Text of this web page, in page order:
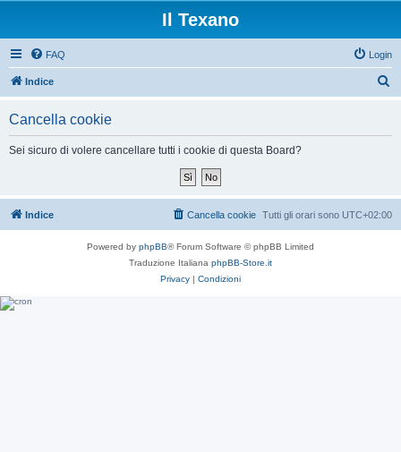
Il Texano
FAQ Login
Indice
Cancella cookie
Sei sicuro di volere cancellare tutti i cookie di questa Board?
Indice Tutti gli orari sono UTC+02:00
Cancella cookie
Powered by phpBB® Forum Software © phpBB Limited
Traduzione Italiana phpBB-Store.it
Privacy | Condizioni